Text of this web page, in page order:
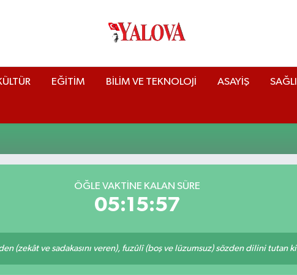
EĞİTİM BİLİM VE TEKNOLOJİ ASAYİŞ
ÖĞLE VAKTİNE KALAN SÜRE
05:15:56
(zekât ve sadakasını veren), fuzûlî (boş ve lüzumsuz) sözden dilini